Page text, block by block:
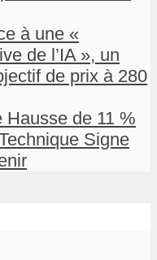
à une «
de l’IA », un
de prix à 280
de 11 %
Signe